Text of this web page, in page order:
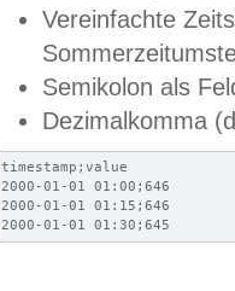
Vereinfachte
Semikolon als
Dezimalkomma
timestamp;value
2000-01-01 01:00;646
2000-01-01 01:15;646
2000-01-01 01:30;645